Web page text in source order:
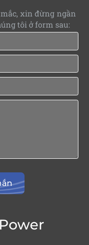
xin đừng ngần
tôi ở form sau: